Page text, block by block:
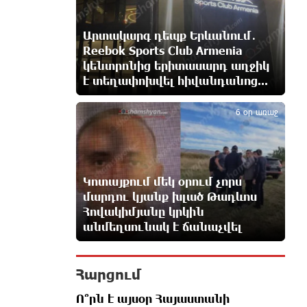
նորընտիր խորհրդարանից
2 ժամ առաջ
Ոչխարները արևային
էլեկտրակայանի մոտ, և դա
փոխում է պատկերացումները
էներգիայի արտադրության մասին
2 ժամ առաջ
ՀՀ պաշտպանության նախկին
նախարար, «Համահայկական
ճակատ» շարժման առաջնորդ,
հետախույզ, գեներալ-մայոր Արշակ
Կարապետյան
2 ժամ առաջ
Ինչո՞ւ է Հայաստանի
գյուղատնտեսությունը կորցնում
իր դիմադրողականությունը.
Արտակարգ դեպք Երևանում․
Reebok Sports Club Armenia
կենտրոնից երիտասարդ աղջիկ
է տեղափոխվել հիվանդանոց...
Կոտայքում մեկ օրում չորս
մարդու կյանք խլած Թադևոս
Հովակիմյանը կրկին
անմեղսունակ է ճանաչվել
6 օր առաջ
5
Հարցում
Ո՞րն է այսօր Հայաստանի